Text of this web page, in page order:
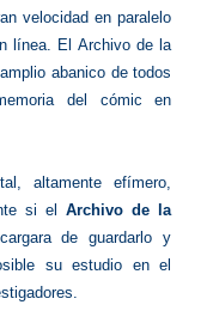
velocidad en paralelo
línea. El Archivo de la
abanico de todos
del cómic en
altamente efímero,
si el
Archivo de la
de guardarlo y
su estudio en el